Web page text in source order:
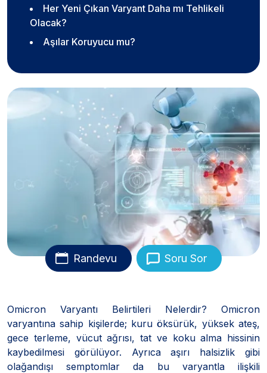
Her Yeni Çıkan Varyant Daha mı Tehlikeli
Olacak?
Aşılar Koruyucu mu?
Randevu Soru Sor
Omicron Varyantı Belirtileri Nelerdir? Omicron
varyantına sahip kişilerde; kuru öksürük, yüksek ateş,
gece terleme, vücut ağrısı, tat ve koku alma hissinin
kaybedilmesi görülüyor. Ayrıca aşırı halsizlik gibi
olağandışı semptomlar da bu varyantla ilişkili